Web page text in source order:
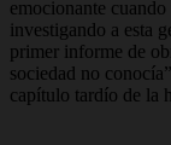
emocionante
investigando a esta
primer informe de
sociedad no
capítulo tardío de la